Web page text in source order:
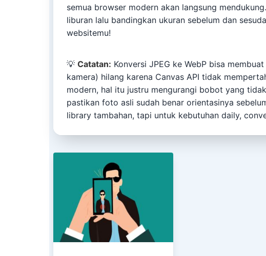
semua browser modern akan langsung
liburan lalu bandingkan ukuran sebelum dan
websitemu!
💡 Catatan: Konversi JPEG ke WebP bisa
kamera) hilang karena Canvas API tidak
modern, hal itu justru mengurangi bobot yang
pastikan foto asli sudah benar orientasinya
library tambahan, tapi untuk kebutuhan daily,